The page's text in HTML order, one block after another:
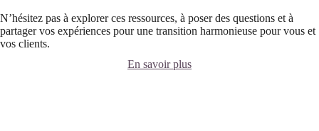
N’hésitez pas à explorer ces ressources, à poser des questions et à
partager vos expériences pour une transition harmonieuse pour vous et
vos clients.
En savoir plus